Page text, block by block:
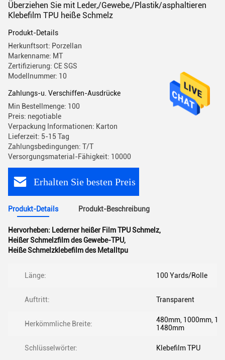
Überziehen Sie mit Leder,/Gewebe,/Plastik/asphaltieren
Klebefilm TPU heiße Schmelz
Produkt-Details
Herkunftsort: Porzellan
Markenname: MT
Zertifizierung: CE SGS
Modellnummer: 10
Zahlungs-u. Verschiffen-Ausdrücke
Min Bestellmenge: 100
Preis: negotiable
Verpackung Informationen: Karton
Lieferzeit: 5-15 Tag
Zahlungsbedingungen: T/T
Versorgungsmaterial-Fähigkeit: 10000
Erhalten Sie besten Preis
Produkt-Details Produkt-Beschreibung
Hervorheben: Lederner heißer Film TPU Schmelz,
Heißer Schmelzfilm des Gewebe-TPU,
Heiße Schmelzklebefilm des Metalltpu
Länge: 100 Yards/Rolle
Auftritt: Transparent
Herkömmliche Breite:
480mm, 1000mm,
1480mm
Schlüsselwörter: Klebefilm TPU